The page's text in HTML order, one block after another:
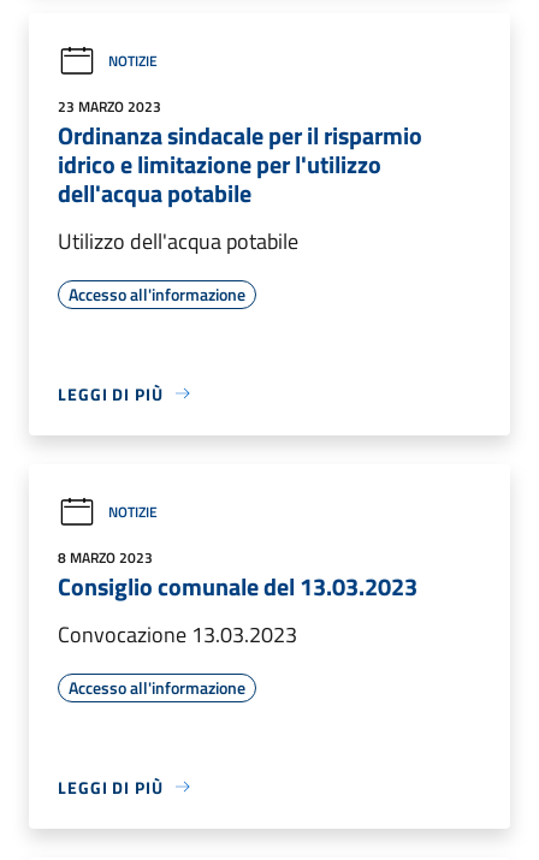
NOTIZIE
23 MARZO 2023
Ordinanza sindacale per il risparmio
idrico e limitazione per l'utilizzo
dell'acqua potabile
Utilizzo dell'acqua potabile
Accesso all'informazione
LEGGI DI PIÙ
NOTIZIE
8 MARZO 2023
Consiglio comunale del 13.03.2023
Convocazione 13.03.2023
Accesso all'informazione
LEGGI DI PIÙ